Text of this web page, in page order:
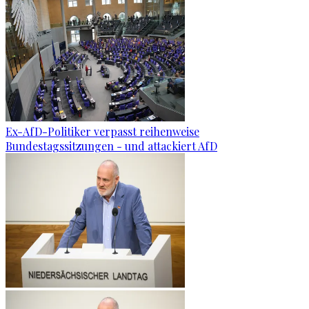
Ex-AfD-Politiker verpasst reihenweise
Bundestagssitzungen - und attackiert AfD